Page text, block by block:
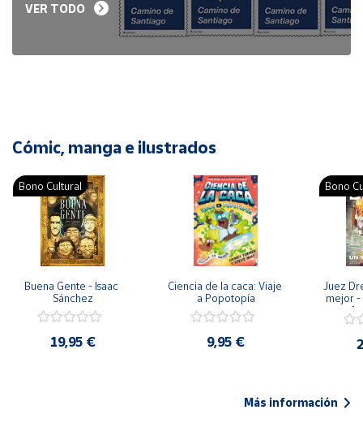
VER TODO
Cómic, manga e ilustrados
Bono Cultural
Buena Gente - Isaac
Sánchez
19,95 €
Ciencia de la caca: Viaje
a Popotopía
9,95 €
Bono
Juez
mejor -
Más información